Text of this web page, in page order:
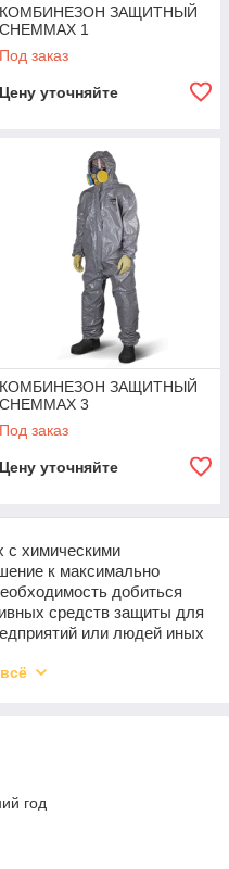
КОМБИНЕЗОН ЗАЩИТНЫЙ
CHEMMAX 1
Под заказ
Цену уточняйте
КОМБИНЕЗОН ЗАЩИТНЫЙ
CHEMMAX 3
Под заказ
Цену уточняйте
с химическими
к максимально
добиться
средств защиты для
или людей иных
такой спецодежды,
при работе в зоне
комбинезон,
Такая одежда может
вентиляцию и
год